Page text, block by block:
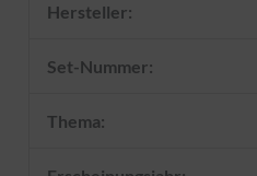
Hersteller:
Set-Nummer:
Thema: